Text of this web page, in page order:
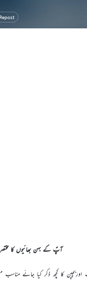
آپؑ کے بہن بھائیوں کا
کا کچھ ذکر کیا جائے